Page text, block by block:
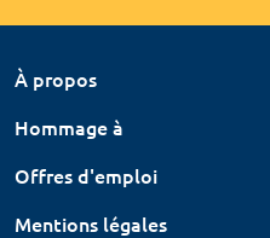
À propos
Hommage à
Offres d'emploi
Mentions légales